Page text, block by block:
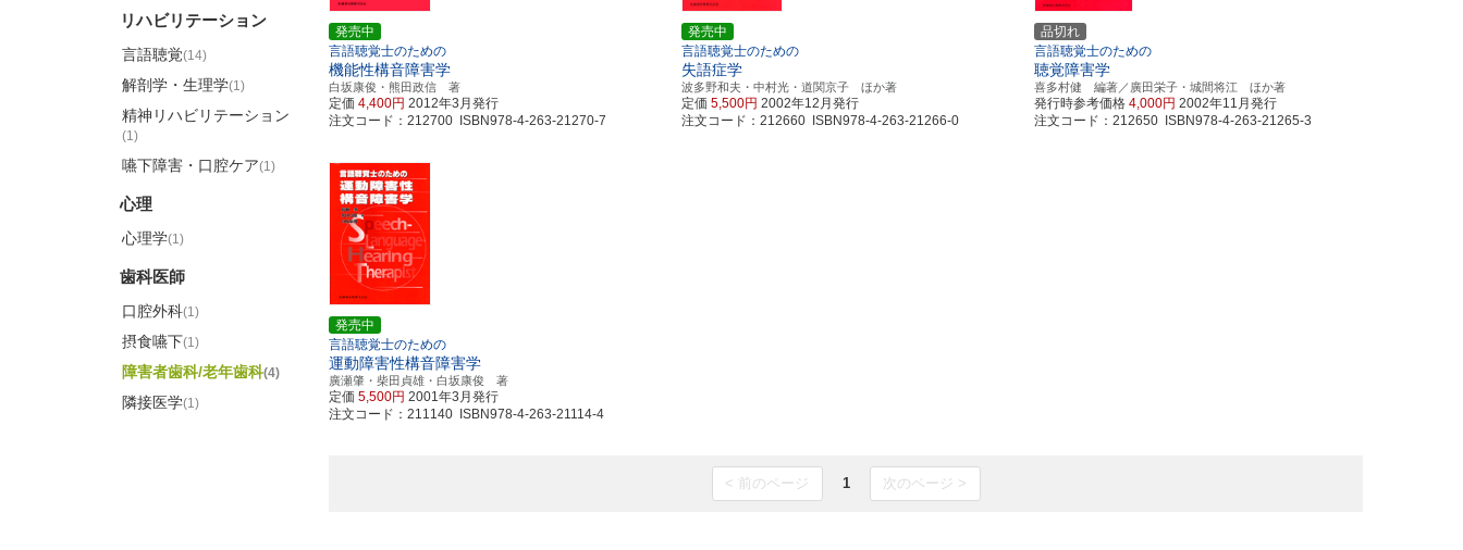
発売中
言語聴覚士のための
機能性構音障害学
白坂康俊・熊田政信 著
定価 4,400円 2012年3月発行
注文コード：212700 ISBN978-4-263-21270-7
発売中
言語聴覚士のための
失語症学
波多野和夫・中村光・道関京子 ほか著
定価5,500円 2002年12月発行
注文コード：212660 ISBN978-4-263-21266-0
品切れ
言語聴覚士のための
聴覚障害学
喜多村健 編著／廣田栄子・城間将江 ほか著
発行時参考価格4,000円 2002年11月発行
注文コード：212650 ISBN978-4-263-21265-3
発売中
言語聴覚士のための
運動障害性構音障害学
廣瀬肇・柴田貞雄・白坂康俊 著
定価 5,500円 2001年3月発行
注文コード：211140 ISBN978-4-263-21114-4
< 前のページ 1 次のページ >
リハビリテーション
言語聴覚(14)
解剖学・生理学(1)
精神リハビリテーション
(1)
嚥下障害・口腔ケア(1)
心理
心理学(1)
歯科医師
口腔外科(1)
摂食嚥下(1)
障害者歯科/老年歯科(4)
隣接医学(1)